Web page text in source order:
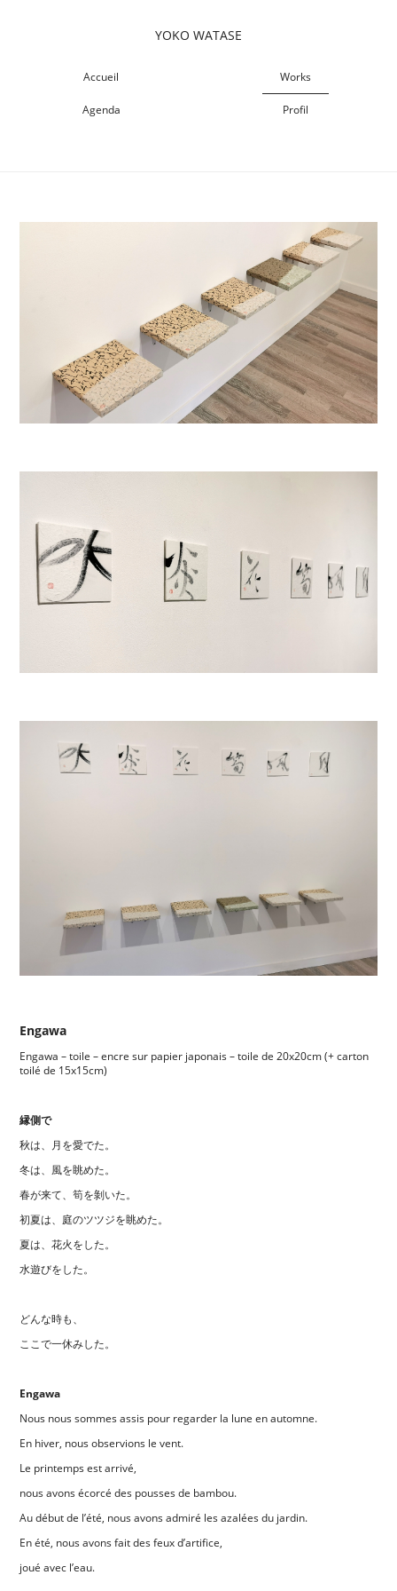
YOKO WATASE
Accueil Works
Agenda Profil
Engawa
Engawa – toile – encre sur papier japonais – toile de 20x20cm (+ carton
toilé de 15x15cm)
縁側で
秋は、月を愛でた。
冬は、風を眺めた。
春が来て、筍を剝いた。
初夏は、庭のツツジを眺めた。
夏は、花火をした。
水遊びをした。
どんな時も、
ここで一休みした。
Engawa
Nous nous sommes assis pour regarder la lune en automne.
En hiver, nous observions le vent.
Le printemps est arrivé,
nous avons écorcé des pousses de bambou.
Au début de l’été, nous avons admiré les azalées du jardin.
En été, nous avons fait des feux d’artifice,
joué avec l’eau.